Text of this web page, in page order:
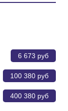
6 673 руб
100 380 руб
400 380 руб